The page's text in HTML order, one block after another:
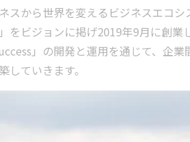
から世界を変えるビジネスエコシ
をビジョンに掲げ2019年9月に創業
」の開発と運用を通じて、企
していきます。